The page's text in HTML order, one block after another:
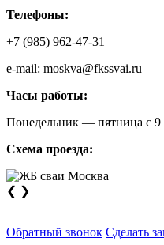
Телефоны:
+7 (985) 962-47-31
e-mail: moskva@fkssvai.ru
Часы работы:
Понедельник — пятница с 9
Схема проезда:
❮ ❯
Обратный звонок Сделать